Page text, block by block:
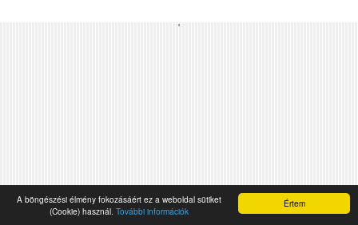
Értem
A böngészési élmény fokozásáért ez a weboldal sütiket
(Cookie) használ. További információk
'